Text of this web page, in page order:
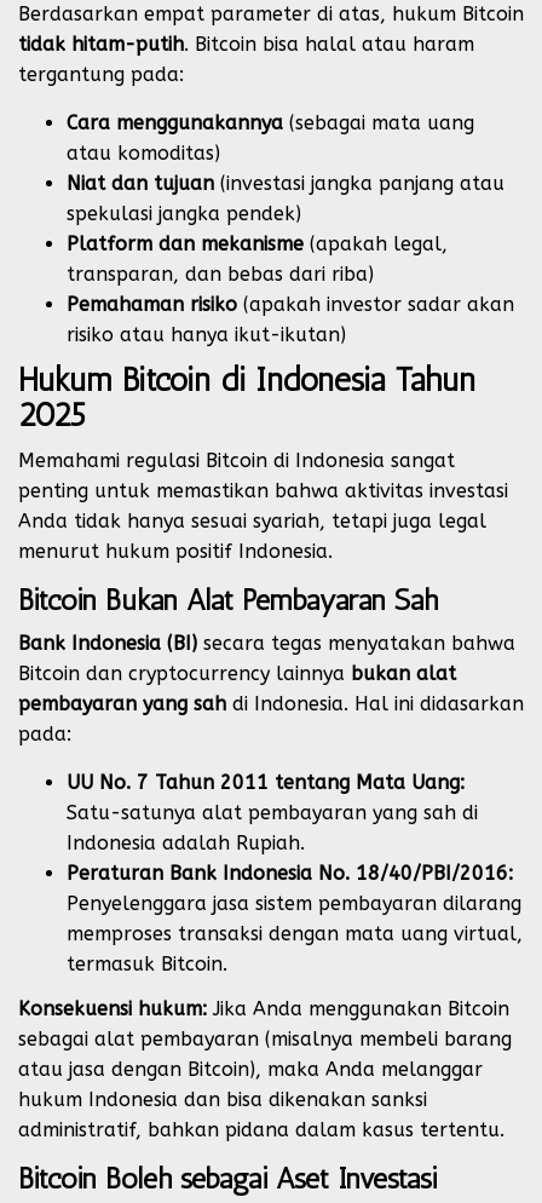
Berdasarkan empat parameter di atas, hukum Bitcoin
tidak hitam-putih. Bitcoin bisa halal atau haram
tergantung pada:
Cara menggunakannya (sebagai mata uang
atau komoditas)
Niat dan tujuan (investasi jangka panjang atau
spekulasi jangka pendek)
Platform dan mekanisme (apakah legal,
transparan, dan bebas dari riba)
Pemahaman risiko (apakah investor sadar akan
risiko atau hanya ikut-ikutan)
Hukum Bitcoin di Indonesia Tahun
2025
Memahami regulasi Bitcoin di Indonesia sangat
penting untuk memastikan bahwa aktivitas investasi
Anda tidak hanya sesuai syariah, tetapi juga legal
menurut hukum positif Indonesia.
Bitcoin Bukan Alat Pembayaran Sah
Bank Indonesia (BI) secara tegas menyatakan bahwa
Bitcoin dan cryptocurrency lainnya bukan alat
pembayaran yang sah di Indonesia. Hal ini didasarkan
pada:
UU No. 7 Tahun 2011 tentang Mata Uang:
Satu-satunya alat pembayaran yang sah di
Indonesia adalah Rupiah.
Peraturan Bank Indonesia No. 18/40/PBI/2016:
Penyelenggara jasa sistem pembayaran dilarang
memproses transaksi dengan mata uang virtual,
termasuk Bitcoin.
Konsekuensi hukum: Jika Anda menggunakan Bitcoin
sebagai alat pembayaran (misalnya membeli barang
atau jasa dengan Bitcoin), maka Anda melanggar
hukum Indonesia dan bisa dikenakan sanksi
administratif, bahkan pidana dalam kasus tertentu.
Bitcoin Boleh sebagai Aset Investasi